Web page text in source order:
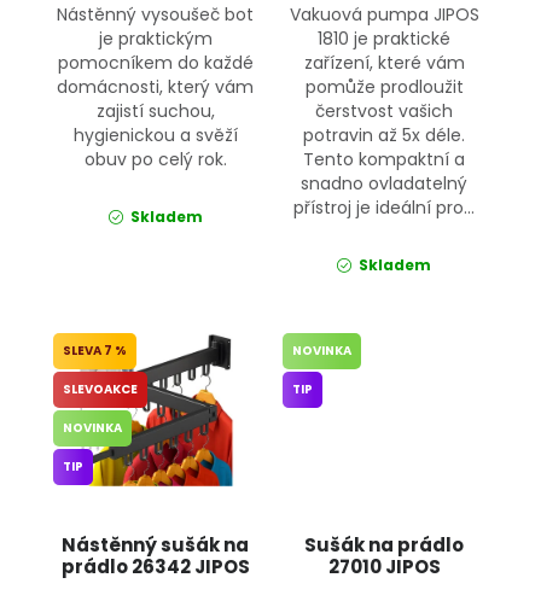
Nástěnný vysoušeč bot
je praktickým
pomocníkem do každé
domácnosti, který vám
zajistí suchou,
hygienickou a svěží
obuv po celý rok.
Skladem
Vakuová pumpa JIPOS
1810 je praktické
zařízení, které vám
pomůže prodloužit
čerstvost vašich
potravin až 5x déle.
Tento kompaktní a
snadno ovladatelný
přístroj je ideální pro...
Skladem
Nástěnný sušák na
prádlo 26342 JIPOS
7 %
SLEVOAKCE
NOVINKA
TIP
Sušák na prádlo
27010 JIPOS
NOVINKA
TIP